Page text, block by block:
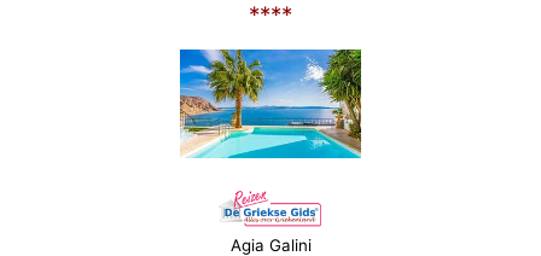
****
Agia Galini